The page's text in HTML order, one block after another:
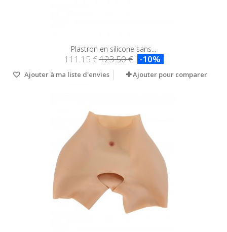
Plastron en silicone sans...
111.15 €123.50 € -10%
Ajouter à ma liste d'envies Ajouter pour comparer